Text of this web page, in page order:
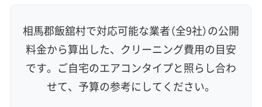
エコ洗剤使用
アレルギー対策
ハウスダスト除去
地域密着型
フランチャイズ
利便性・サービス (12)
定額料金 複数台割引 初回割引
定期メンテナンス
相馬郡飯舘村で対応可能な業者（全9社）の公開
料金から算出した、クリーニング費用の目安
です。ご自宅のエアコンタイプと照らし合わ
せて、予算の参考にしてください。